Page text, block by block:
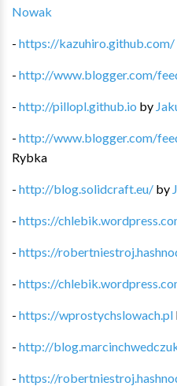
Nowak
- https://kazuhiro.github.com/
- http://www.blogger.com/
- http://pillopl.github.io by
- http://www.blogger.com/
Rybka
- http://blog.solidcraft.eu/ by
- https://
- https://
- https://
- https://wprostychslowach.pl
- http://
- https://